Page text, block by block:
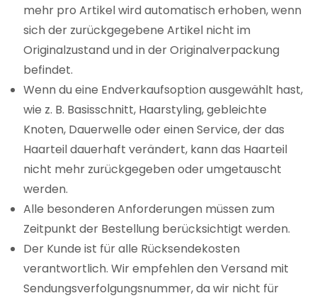
mehr pro Artikel wird automatisch erhoben, wenn
sich der zurückgegebene Artikel nicht im
Originalzustand und in der Originalverpackung
befindet.
Wenn du eine Endverkaufsoption ausgewählt hast,
wie z. B. Basisschnitt, Haarstyling, gebleichte
Knoten, Dauerwelle oder einen Service, der das
Haarteil dauerhaft verändert, kann das Haarteil
nicht mehr zurückgegeben oder umgetauscht
werden.
Alle besonderen Anforderungen müssen zum
Zeitpunkt der Bestellung berücksichtigt werden.
Der Kunde ist für alle Rücksendekosten
verantwortlich. Wir empfehlen den Versand mit
Sendungsverfolgungsnummer, da wir nicht für